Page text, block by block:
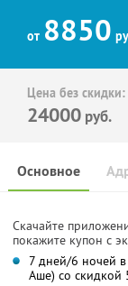
от 8850
Цена без скидки:
24000 руб.
Основное
Скачайте
покажите купон с
7 дней/6 ночей в
Аше) со скидкой